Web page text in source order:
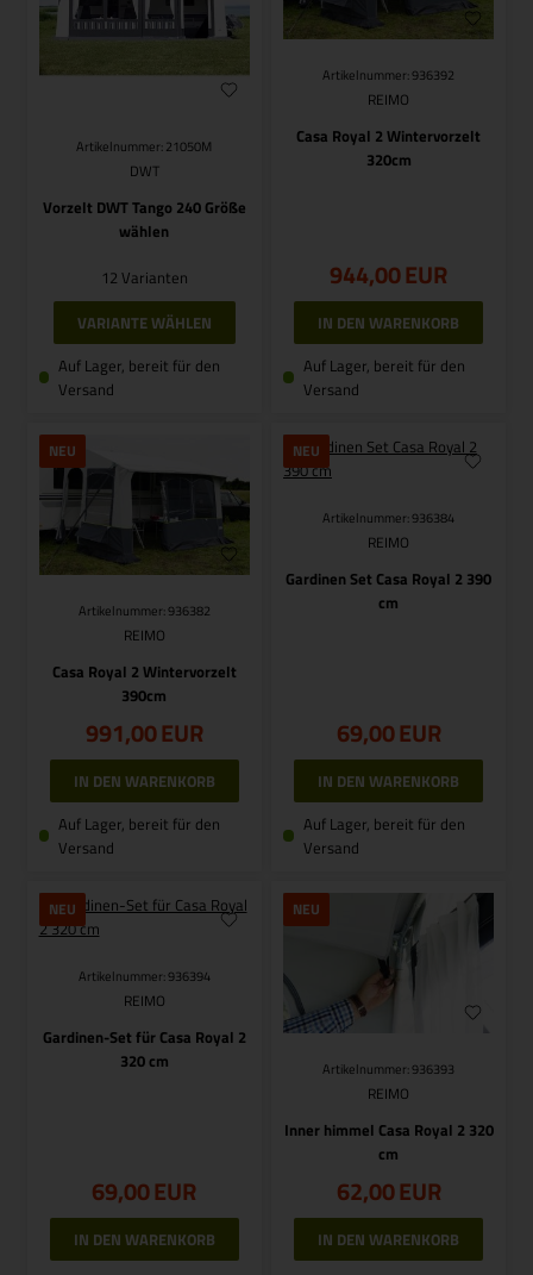
Artikelnummer: 21050M
DWT
Vorzelt DWT Tango 240 Größe
wählen
12 Varianten
VARIANTE WÄHLEN
Auf Lager, bereit für den
Versand
Artikelnummer: 936392
REIMO
Casa Royal 2 Wintervorzelt
320cm
944,00EUR
Auf Lager, bereit für den
Versand
NEU
Artikelnummer: 936382
REIMO
Casa Royal 2 Wintervorzelt
390cm
991,00EUR
Auf Lager, bereit für den
Versand
NEU
Artikelnummer: 936384
REIMO
Gardinen Set Casa Royal 2 390
cm
69,00EUR
Auf Lager, bereit für den
Versand
NEU
Artikelnummer: 936394
REIMO
Gardinen-Set für Casa Royal 2
320 cm
69,00EUR
NEU
Artikelnummer: 936393
REIMO
Inner himmel Casa Royal 2 320
cm
62,00EUR